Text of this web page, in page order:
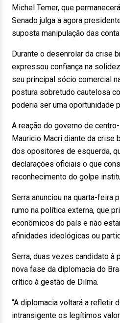
Michel Temer, que
Senado julga a agora
suposta manipulação das
Durante o desenrolar da crise
expressou confiança na
seu principal sócio comercial
postura sobretudo cautelosa
poderia ser uma oportunidade
A reação do governo de
Mauricio Macri diante da crise
dos opositores de esquerda,
declarações oficiais o que
reconhecimento do golpe
Serra anunciou na quarta-feira
rumo na política externa, que
econômicos do país e não
afinidades ideológicas ou
Serra, duas vezes candidato à
nova fase da diplomacia do
crítico à gestão de Dilma.
“A diplomacia voltará a refletir
intransigente os legítimos